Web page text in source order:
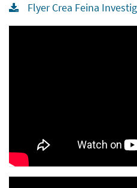
Flyer Crea Feina